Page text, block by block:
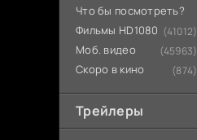
Что бы посмотреть?
Фильмы HD1080 (41012)
Моб. видео (45963)
Скоро в кино (874)
Трейлеры